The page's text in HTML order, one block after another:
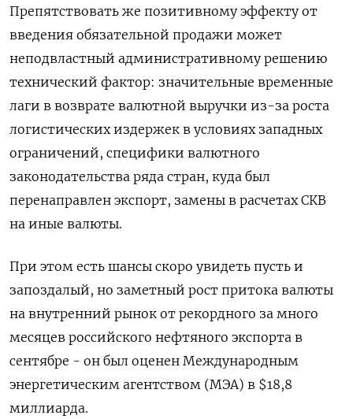
Препятствовать же позитивному эффекту от
введения обязательной продажи может
неподвластный административному решению
технический фактор: значительные временные
лаги в возврате валютной выручки из-за роста
логистических издержек в условиях западных
ограничений, специфики валютного
законодательства ряда стран, куда был
перенаправлен экспорт, замены в расчетах СКВ
на иные валюты.
При этом есть шансы скоро увидеть пусть и
запоздалый, но заметный рост притока валюты
на внутренний рынок от рекордного за много
месяцев российского нефтяного экспорта в
сентябре - он был оценен Международным
энергетическим агентством (МЭА) в $18,8
миллиарда.